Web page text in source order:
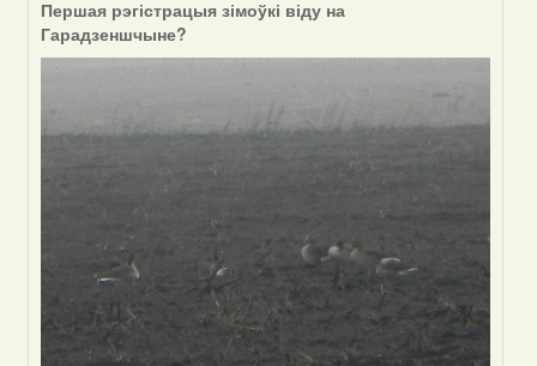
by
kukarzinio
Першая рэгістрацыя зімоўкі віду на
Гарадзеншчыне?